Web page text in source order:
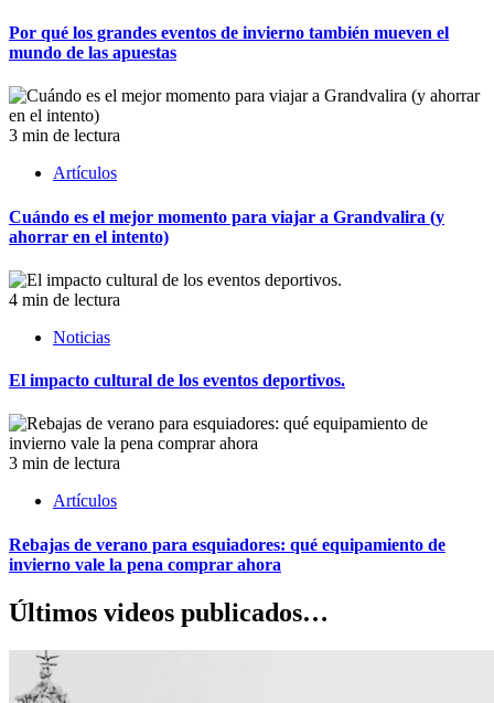
Por qué los grandes eventos de invierno también mueven el
mundo de las apuestas
3 min de lectura
Artículos
Cuándo es el mejor momento para viajar a Grandvalira (y
ahorrar en el intento)
4 min de lectura
Noticias
El impacto cultural de los eventos deportivos.
3 min de lectura
Artículos
Rebajas de verano para esquiadores: qué equipamiento de
invierno vale la pena comprar ahora
Últimos videos publicados…